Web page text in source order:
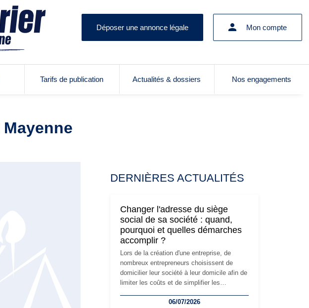
Déposer une annonce légale Mon compte
Tarifs de publication Actualités & dossiers Nos engagements
DERNIÈRES ACTUALITÉS
Changer l'adresse du siège
social de sa société : quand,
pourquoi et quelles démarches
accomplir ?
Lors de la création d'une entreprise, de
nombreux entrepreneurs choisissent de
domicilier leur société à leur domicile afin de
limiter les coûts et de simplifier les
l'activité, cette solution peut rapidement
06/07/2026